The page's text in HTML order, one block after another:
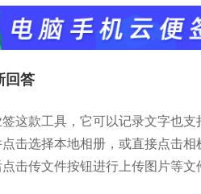
回答
这款工具，它可以记录文字也支
击选择本地相册 ， 或直接点击相
击传文件按钮进行上传图片等文